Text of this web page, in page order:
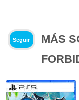
Seguir
MÁS